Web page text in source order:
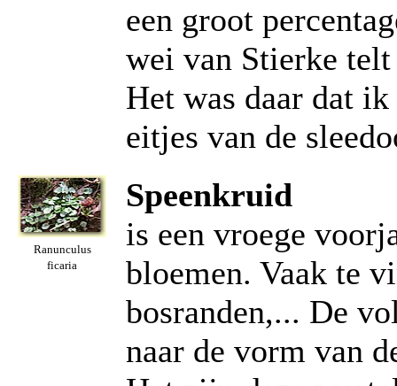
een groot
wei van Stierke
Het was daar dat
eitjes van de
Ranunculus
ficaria
Speenkruid
is een vroege
bloemen. Vaak te
bosranden,... De
naar de vorm van